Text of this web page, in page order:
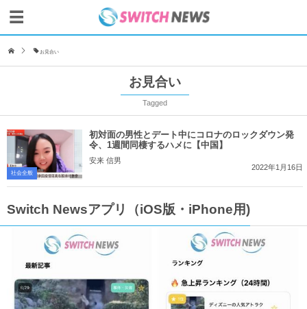
お見合い
お見合い
Tagged
社会全般
初対面の男性とデート中にコロナのロックダウン発
令、1週間同棲するハメに【中国】
安来 信男
2022年1月16日
Switch Newsアプリ（iOS版・iPhone用)